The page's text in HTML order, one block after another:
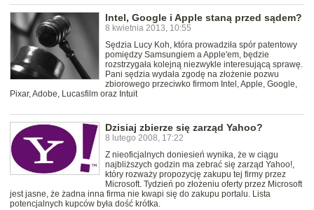
Intel, Google i Apple staną przed sądem?
8 kwietnia 2013, 10:55
Sędzia Lucy Koh, która prowadziła spór patentowy
pomiędzy Samsungiem a Apple'em, będzie
rozstrzygała kolejną niezwykle interesującą sprawę.
Pani sędzia wydała zgodę na złożenie pozwu
zbiorowego przeciwko firmom Intel, Apple, Google,
Pixar, Adobe, Lucasfilm oraz Intuit
Dzisiaj zbierze się zarząd Yahoo?
8 lutego 2008, 17:22
Z nieoficjalnych doniesień wynika, że w ciągu
najbliższych godzin ma zebrać się zarząd Yahoo!,
który rozważy propozycję zakupu tej firmy przez
Microsoft. Tydzień po złożeniu oferty przez Microsoft
jest jasne, że żadna inna firma nie kwapi się do zakupu portalu. Lista
potencjalnych kupców była dość krótka.